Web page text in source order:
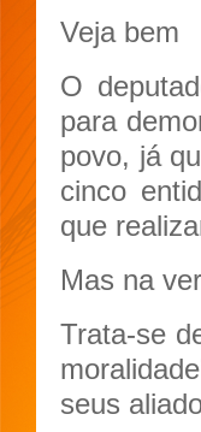
Veja bem
O
para
povo, já
cinco
que
Mas na
Trata-se
seus